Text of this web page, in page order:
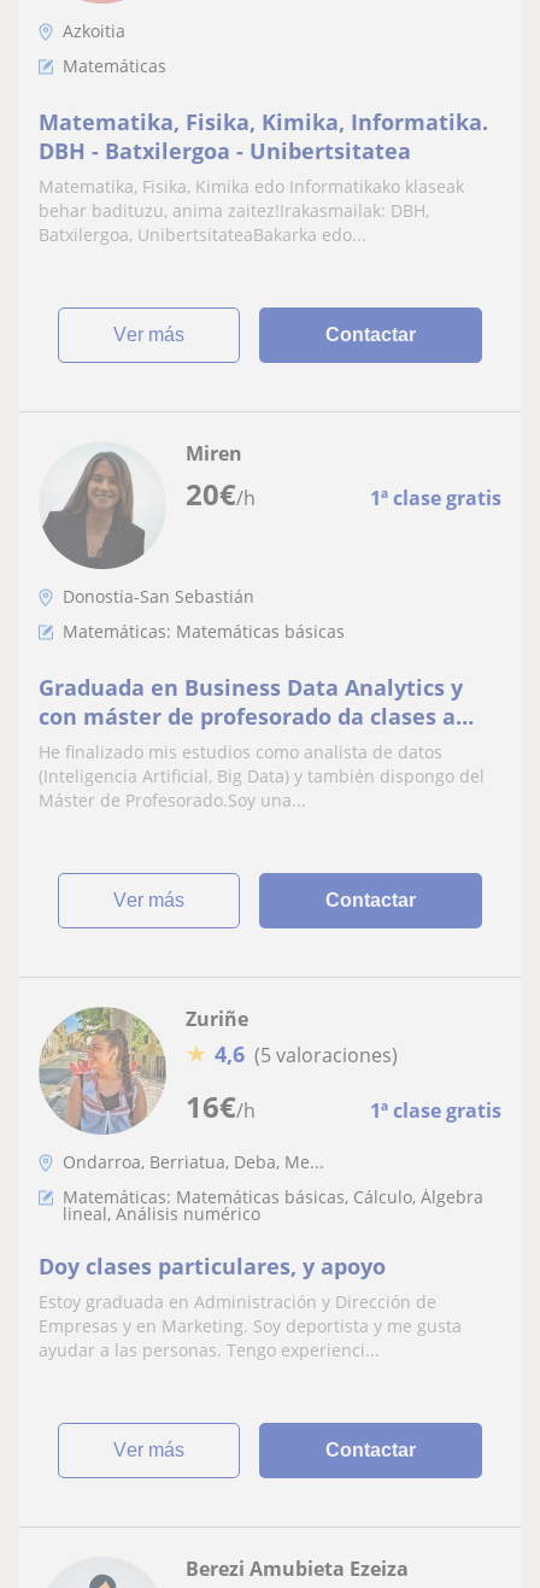
Azkoitia
Matemáticas
Matematika, Fisika, Kimika, Informatika.
DBH - Batxilergoa - Unibertsitatea
Matematika, Fisika, Kimika edo Informatikako klaseak
behar badituzu, anima zaitez!Irakasmailak: DBH,
Batxilergoa, UnibertsitateaBakarka edo...
ver más Contactar
20€/h 1ª clase gratis
Miren
Donostia-San Sebastián
Matemáticas: Matemáticas básicas
Graduada en Business Data Analytics y
con máster de profesorado da clases a
nivel Primaria y ESO, especialidad en
Matemáticas
He finalizado mis estudios como analista de datos
(Inteligencia Artificial, Big Data) y también dispongo del
Máster de Profesorado.Soy una...
ver más Contactar
16€/h 1ª clase gratis
Zuriñe
★ 4,6 (5 valoraciones)
Ondarroa, Berriatua, Deba, Me...
Matemáticas: Matemáticas básicas, Cálculo, Álgebra
lineal, Análisis numérico
Doy clases particulares, y apoyo
Estoy graduada en Administración y Dirección de
Empresas y en Marketing. Soy deportista y me gusta
ayudar a las personas. Tengo experienci...
ver más Contactar
Berezi Amubieta Ezeiza